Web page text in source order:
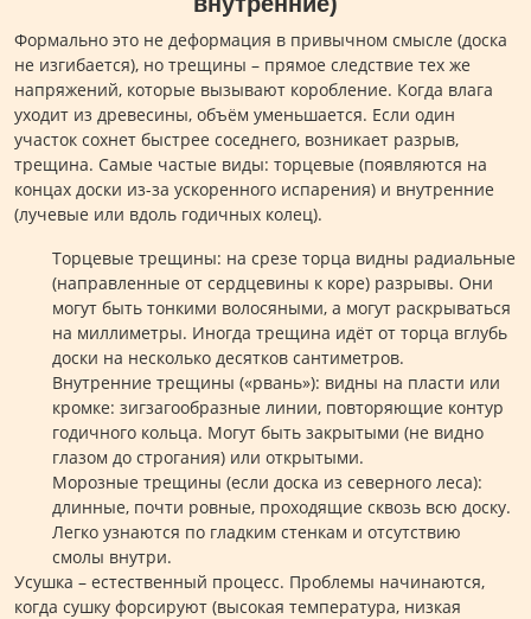
Формально это не деформация в привычном смысле (доска
не изгибается), но трещины – прямое следствие тех же
напряжений, которые вызывают коробление. Когда влага
уходит из древесины, объём уменьшается. Если один
участок сохнет быстрее соседнего, возникает разрыв,
трещина. Самые частые виды: торцевые (появляются на
концах доски из-за ускоренного испарения) и внутренние
(лучевые или вдоль годичных колец).
Торцевые трещины: на срезе торца видны радиальные
(направленные от сердцевины к коре) разрывы. Они
могут быть тонкими волосяными, а могут раскрываться
на миллиметры. Иногда трещина идёт от торца вглубь
доски на несколько десятков сантиметров.
Внутренние трещины («рвань»): видны на пласти или
кромке: зигзагообразные линии, повторяющие контур
годичного кольца. Могут быть закрытыми (не видно
глазом до строгания) или открытыми.
Морозные трещины (если доска из северного леса):
длинные, почти ровные, проходящие сквозь всю доску.
Легко узнаются по гладким стенкам и отсутствию
смолы внутри.
Усушка – естественный процесс. Проблемы начинаются,
когда сушку форсируют (высокая температура, низкая